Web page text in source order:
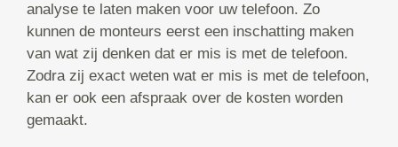
analyse te laten maken voor uw telefoon. Zo
kunnen de monteurs eerst een inschatting maken
van wat zij denken dat er mis is met de telefoon.
Zodra zij exact weten wat er mis is met de telefoon,
kan er ook een afspraak over de kosten worden
gemaakt.